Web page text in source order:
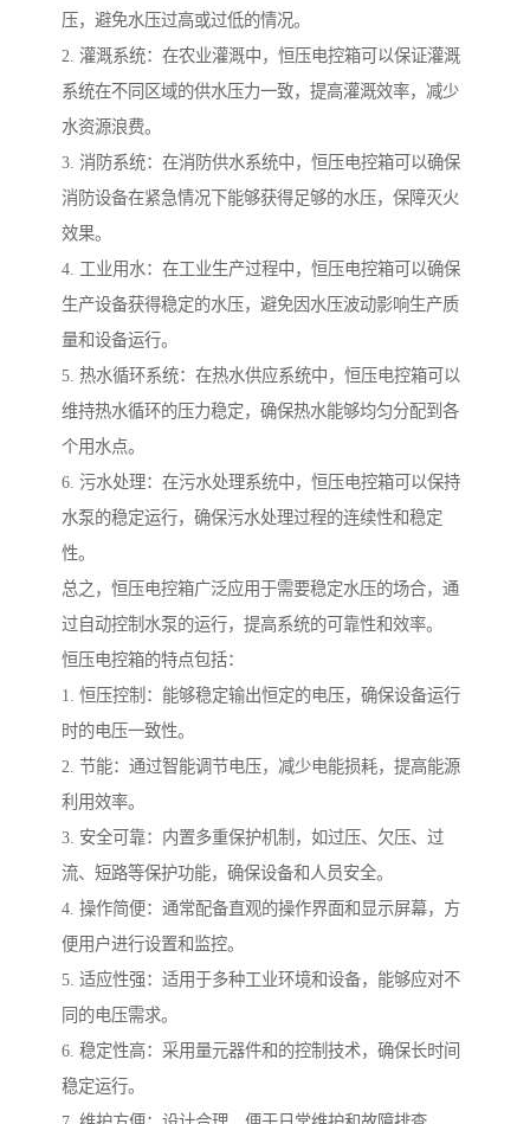
压，避免水压过高或过低的情况。
2. 灌溉系统：在农业灌溉中，恒压电控箱可以保证灌溉
系统在不同区域的供水压力一致，提高灌溉效率，减少
水资源浪费。
3. 消防系统：在消防供水系统中，恒压电控箱可以确保
消防设备在紧急情况下能够获得足够的水压，保障灭火
效果。
4. 工业用水：在工业生产过程中，恒压电控箱可以确保
生产设备获得稳定的水压，避免因水压波动影响生产质
量和设备运行。
5. 热水循环系统：在热水供应系统中，恒压电控箱可以
维持热水循环的压力稳定，确保热水能够均匀分配到各
个用水点。
6. 污水处理：在污水处理系统中，恒压电控箱可以保持
水泵的稳定运行，确保污水处理过程的连续性和稳定
性。
总之，恒压电控箱广泛应用于需要稳定水压的场合，通
过自动控制水泵的运行，提高系统的可靠性和效率。
恒压电控箱的特点包括：
1. 恒压控制：能够稳定输出恒定的电压，确保设备运行
时的电压一致性。
2. 节能：通过智能调节电压，减少电能损耗，提高能源
利用效率。
3. 安全可靠：内置多重保护机制，如过压、欠压、过
流、短路等保护功能，确保设备和人员安全。
4. 操作简便：通常配备直观的操作界面和显示屏幕，方
便用户进行设置和监控。
5. 适应性强：适用于多种工业环境和设备，能够应对不
同的电压需求。
6. 稳定性高：采用量元器件和的控制技术，确保长时间
稳定运行。